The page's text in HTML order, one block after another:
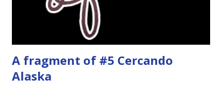
Alla fine mi stavo pure commuovendo! Unravel me ,
Tahereh Mafi ★ ★ ★ ★ ★ Ho già scritto una recensi...
A fragment of #5 Cercando
Alaska